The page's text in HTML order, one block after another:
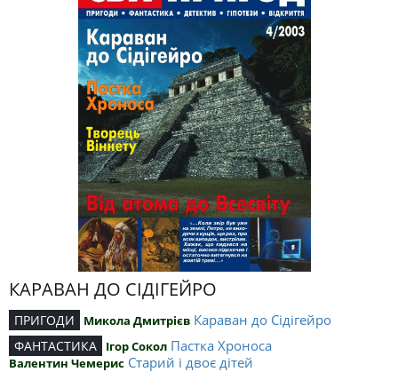
КАРАВАН ДО СІДІГЕЙРО
ПРИГОДИ Микола Дмитрієв Караван до Сідігейро
ФАНТАСТИКА Ігор Сокол Пастка Хроноса
Валентин Чемерис Старий і двоє дітей